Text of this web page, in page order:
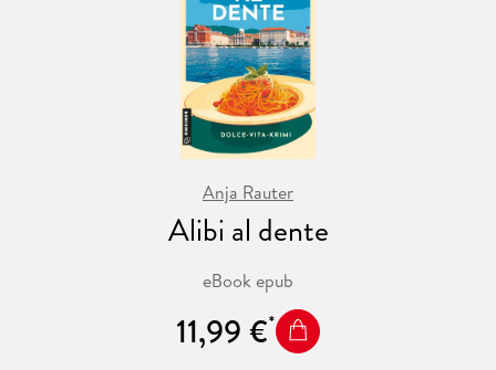
Jean Marple. Und ihre Untersuchung der Teetasse, aus der
das Opfer getrunken hat, bestätigt ihren Verdacht:
Strychnin. Inspektor Finlaggan, gebürtiger Schotte und
gerade erst hierher versetzt, ist einigermaßen konsterniert,
dass eine Hobbydetektivin ihm in seinen Fall reinpfuscht.
Und nicht die Absicht hat, damit aufzuhören . . .
Fans von Margaret Rutherford in ihrer Paraderolle als »Miss
(Fast-)Namensvetterin, Dr. Jean Marple, die in diesem
raffiniert geplotteten Kriminalroman ihr Talent fürs Ermitteln
entdeckt. Nicht nur ihre Exzentrizität - zu ihrem typischen
Outfit gehören ein wetterfestes Cape und ein merkwürdiger
Anja Rauter
Alibi al dente
eBook epub
11,99 €